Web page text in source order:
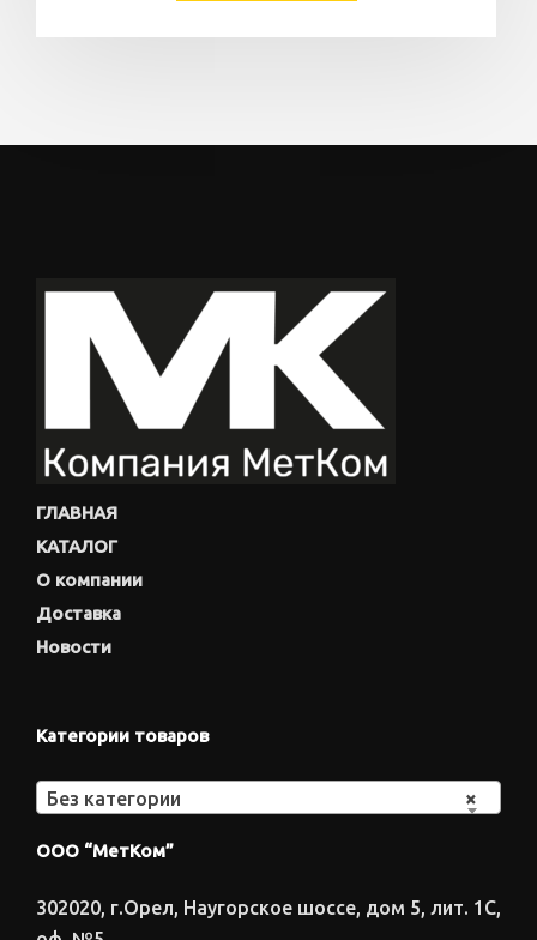
ГЛАВНАЯ
КАТАЛОГ
О компании
Доставка
Новости
Категории товаров
×
Без категории
ООО “МетКом”
302020, г.Орел, Наугорское шоссе, дом 5, лит. 1С,